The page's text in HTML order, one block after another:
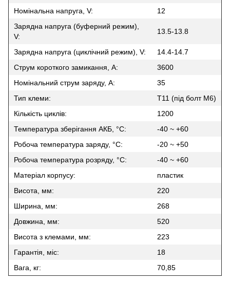
Номінальна напруга, V:
12
Зарядна напруга (буферний режим),
V:
13.5-13.8
Зарядна напруга (циклічний режим), V:
14.4-14.7
Струм короткого замикання, A:
3600
Номінальний струм заряду, A:
35
Тип клеми:
Т11 (під болт М6)
Кількість циклів:
1200
Температура зберігання АКБ, °C:
-40 ~ +60
Робоча температура заряду, °C:
-20 ~ +50
Робоча температура розряду, °C:
-40 ~ +60
Матеріал корпусу:
пластик
Висота, мм:
220
Ширина, мм:
268
Довжина, мм:
520
Висота з клемами, мм:
223
Гарантія, міс:
18
Вага, кг:
70,85